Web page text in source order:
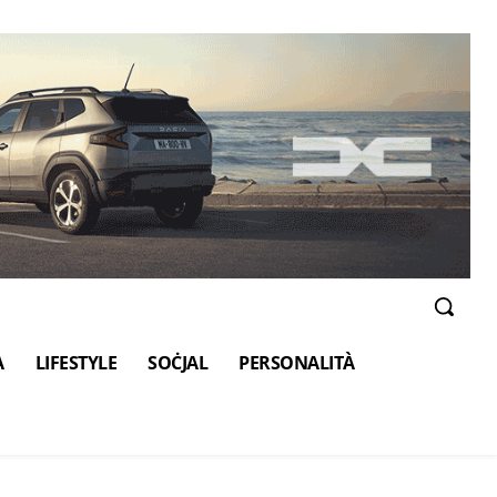
LIFESTYLE SOĊJAL PERSONALITÀ